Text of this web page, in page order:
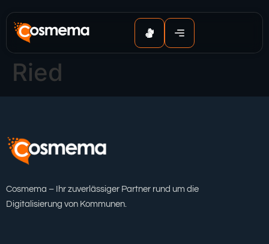
springen
Ried
Cosmema – Ihr zuverlässiger Partner rund um die
Digitalisierung von Kommunen.